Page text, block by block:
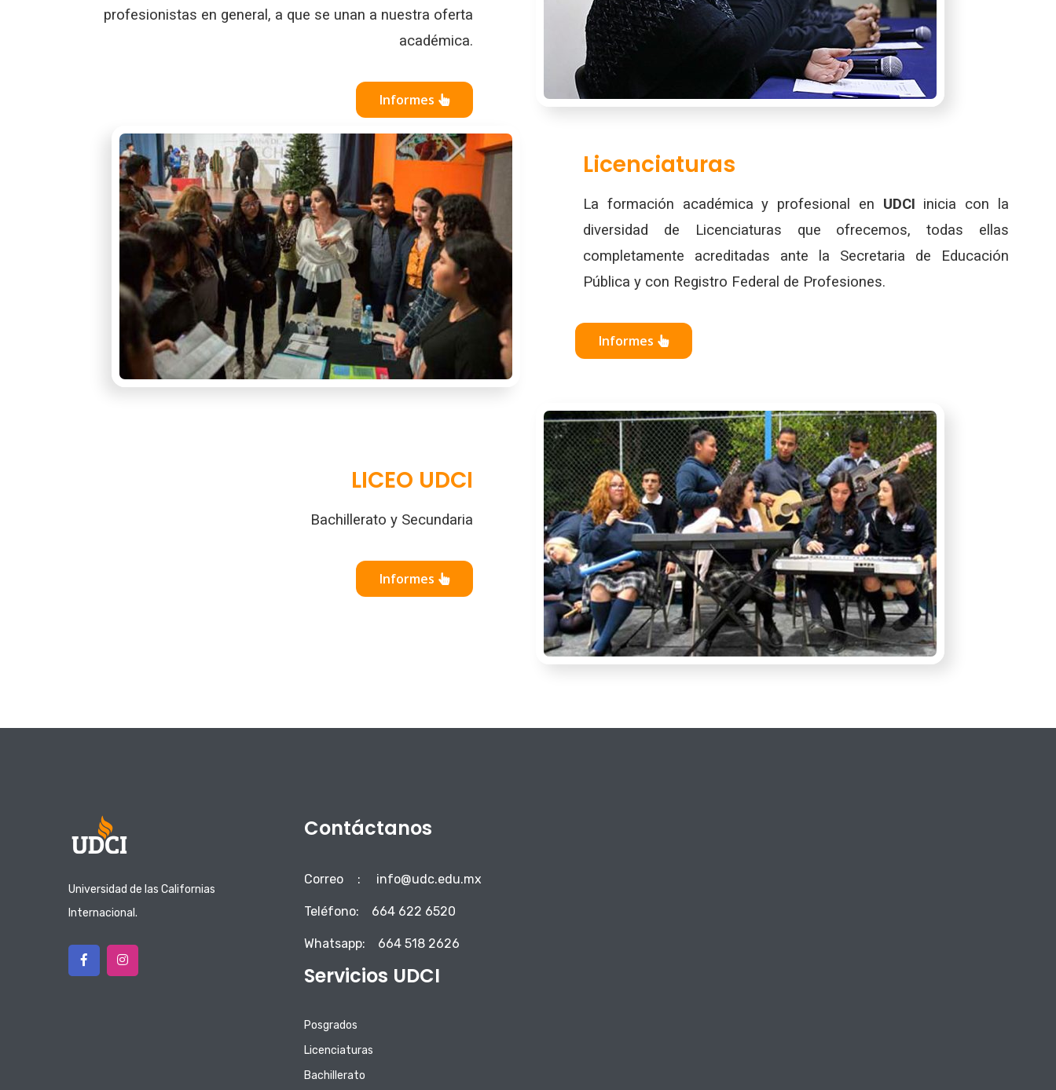
profesionistas en general, a que se unan a nuestra oferta
académica.
Informes
Licenciaturas
La formación académica y profesional en UDCI inicia con la
diversidad de Licenciaturas que ofrecemos, todas ellas
completamente acreditadas ante la Secretaria de Educación
Pública y con Registro Federal de Profesiones.
Informes
LICEO UDCI
Bachillerato y Secundaria
Informes
Universidad de las Californias
Internacional.
Contáctanos
Correo : info@udc.edu.mx
Teléfono: 664 622 6520
Whatsapp: 664 518 2626
Servicios UDCI
Posgrados
Licenciaturas
Bachillerato